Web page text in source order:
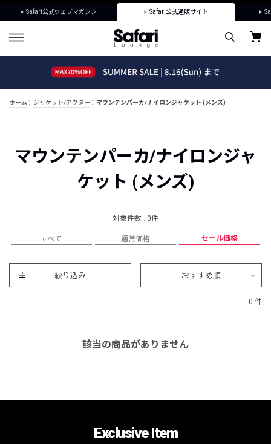
Safari公式ウェブマガジン Safari公式通販サイト
ホーム ジャケット/アウター マウンテンパーカ/ナイロンジャケット (メンズ)
マウンテンパーカ/ナイロンジャ
ケット (メンズ)
対象件数 : 0件
すべて 通常価格 セール価格
絞り込み おすすめ順
0 件
該当の商品がありません
Exclusive Item